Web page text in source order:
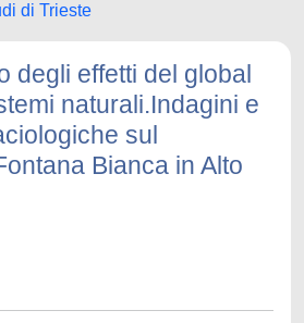
di Trieste
degli effetti del global
naturali.Indagini e
sul
Bianca in Alto